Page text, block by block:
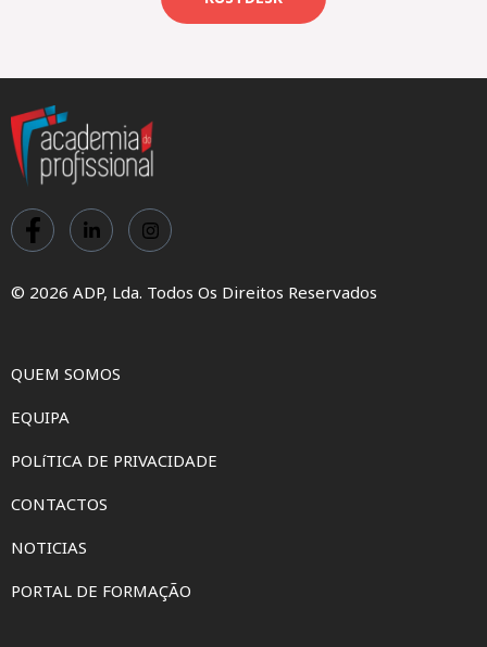
© 2026 ADP, Lda. Todos Os Direitos Reservados
QUEM SOMOS
EQUIPA
POLíTICA DE PRIVACIDADE
CONTACTOS
NOTICIAS
PORTAL DE FORMAÇÃO